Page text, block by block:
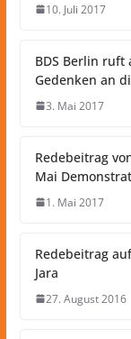
10. Juli 2017
BDS Berlin ruft
Gedenken an
3. Mai 2017
Redebeitrag
Mai
1. Mai 2017
Redebeitrag
Jara
27. August 2016